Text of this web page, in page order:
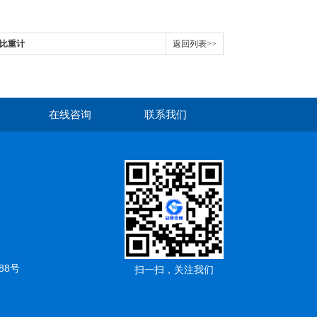
重计 返回列表>>
在线咨询 联系我们
号 扫一扫，关注我们